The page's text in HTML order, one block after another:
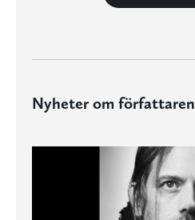
Nyheter om författaren